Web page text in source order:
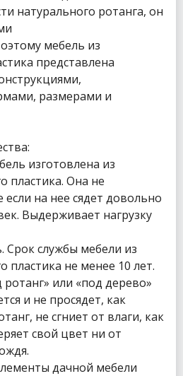
натурального ротанга, он
мебель из
представлена
размерами и
изготовлена из
пластика. Она не
если на нее сядет довольно
Выдерживает нагрузку
Срок службы мебели из
пластика не менее 10 лет.
или «под дерево»
и не просядет, как
не сгниет от влаги, как
свой цвет ни от
дачной мебели